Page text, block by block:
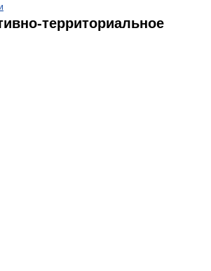
территориальное